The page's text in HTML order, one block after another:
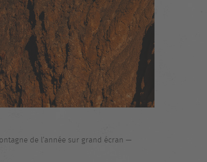
de l’année sur grand écran —